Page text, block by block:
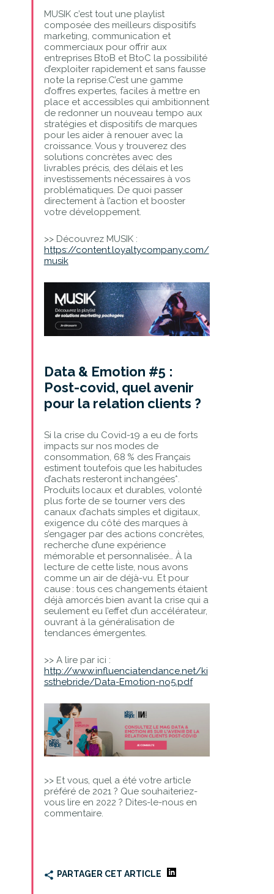
MUSIK c’est tout une playlist
composée des meilleurs dispositifs
marketing, communication et
commerciaux pour offrir aux
entreprises BtoB et BtoC la possibilité
d’exploiter rapidement et sans fausse
note la reprise.C’est une gamme
d’offres expertes, faciles à mettre en
place et accessibles qui ambitionnent
de redonner un nouveau tempo aux
stratégies et dispositifs de marques
pour les aider à renouer avec la
croissance. Vous y trouverez des
solutions concrètes avec des
livrables précis, des délais et les
investissements nécessaires à vos
problématiques. De quoi passer
directement à l’action et booster
votre développement.
>> Découvrez MUSIK :
https://content.loyaltycompany.com/
musik
Data & Emotion #5 :
Post-covid, quel avenir
pour la relation clients ?
Si la crise du Covid-19 a eu de forts
impacts sur nos modes de
consommation, 68 % des Français
estiment toutefois que les habitudes
d’achats resteront inchangées*.
Produits locaux et durables, volonté
plus forte de se tourner vers des
canaux d’achats simples et digitaux,
exigence du côté des marques à
s’engager par des actions concrètes,
recherche d’une expérience
mémorable et personnalisée… À la
lecture de cette liste, nous avons
comme un air de déjà-vu. Et pour
cause : tous ces changements étaient
déjà amorcés bien avant la crise qui a
seulement eu l’effet d’un accélérateur,
ouvrant à la généralisation de
tendances émergentes.
>> A lire par ici :
http://www.influenciatendance.net/ki
ssthebride/Data-Emotion-no5.pdf
>> Et vous, quel a été votre article
préféré de 2021 ? Que souhaiteriez-
vous lire en 2022 ? Dites-le-nous en
commentaire.
PARTAGER CET ARTICLE